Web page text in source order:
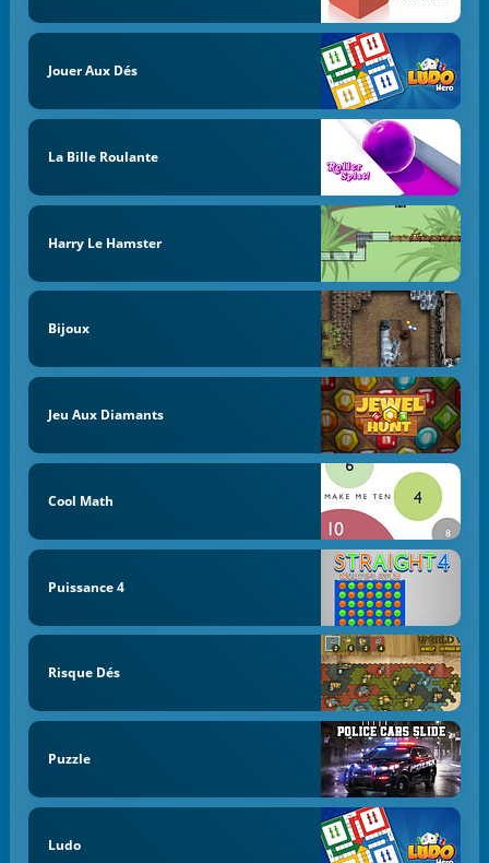
Jouer Aux Dés
La Bille Roulante
Harry Le Hamster
Bijoux
Jeu Aux Diamants
Cool Math
Puissance 4
Risque Dés
Puzzle
Ludo